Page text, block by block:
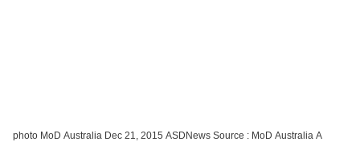
photo MoD Australia Dec 21, 2015 ASDNews Source : MoD Australia A